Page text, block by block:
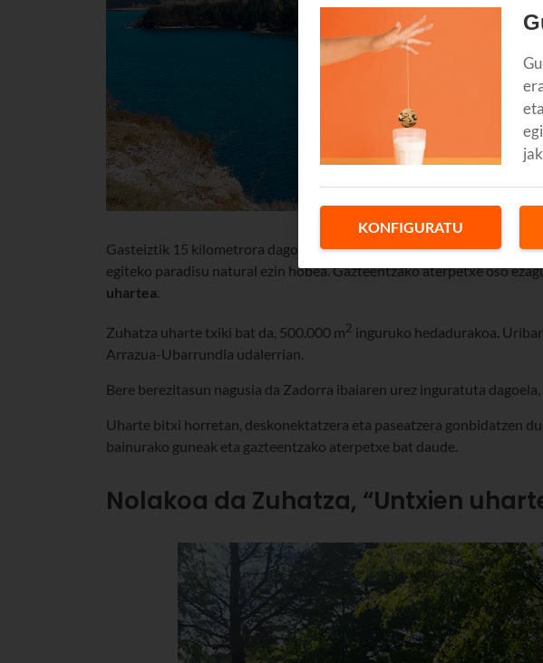
Gasteiztik 15 kilometrora dago Euskadiko uharte berezienetako bat.
egiteko paradisu natural ezin hobea. Gazteentzako aterpetxe oso
uhartea.
Zuhatza uharte txiki bat da, 500.000 m2 inguruko hedadurakoa.
Arrazua-Ubarrundia udalerrian.
Bere berezitasun nagusia da Zadorra ibaiaren urez inguratuta
Uharte bitxi horretan, deskonektatzera eta paseatzera gonbidatzen
bainurako guneak eta gazteentzako aterpetxe bat daude.
Nolakoa da Zuhatza, “Untxien
KONFIGURATU